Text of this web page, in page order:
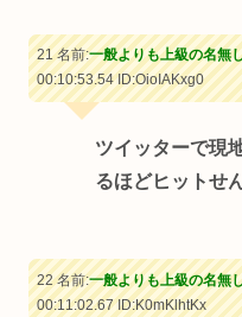
21 名前:一般よりも上級の名無
00:10:53.54ID:OioIAKxg0
ツイッターで現
るほどヒットせ
22 名前:一般よりも上級の名無
00:11:02.67ID:K0mKlhtKx